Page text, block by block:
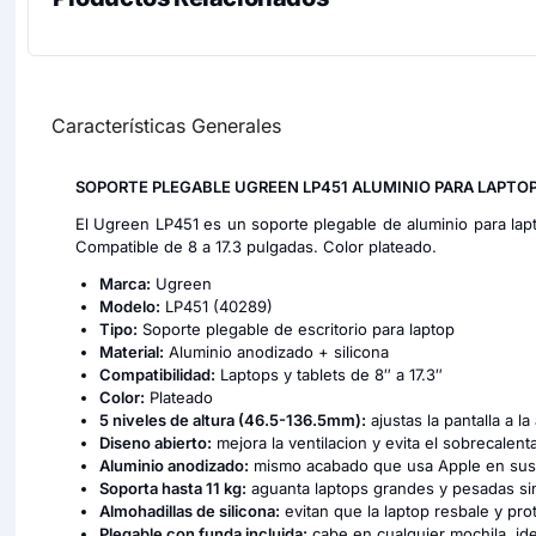
Características Generales
SOPORTE PLEGABLE UGREEN LP451 ALUMINIO PARA
El Ugreen LP451 es un soporte plegable de aluminio para
Compatible de 8 a 17.3 pulgadas. Color plateado.
Marca: Ugreen
Modelo: LP451 (40289)
Tipo: Soporte plegable de escritorio para laptop
Material: Aluminio anodizado + silicona
Compatibilidad: Laptops y tablets de 8″ a 17.3″
Color: Plateado
5 niveles de altura (46.5-136.5mm): ajustas la pantalla a
Diseno abierto: mejora la ventilacion y evita el
Aluminio anodizado: mismo acabado que usa Apple en
Soporta hasta 11 kg: aguanta laptops grandes y pesadas
Almohadillas de silicona: evitan que la laptop resbale y